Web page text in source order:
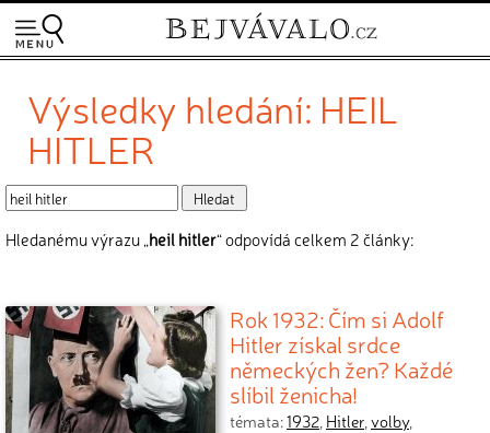
Výsledky hledání: HEIL
HITLER
Hledanému výrazu „heil hitler“ odpovídá celkem 2 články:
Rok 1932: Čím si Adolf
Hitler získal srdce
německých žen? Každé
slíbil ženicha!
témata:1932, Hitler,volby,